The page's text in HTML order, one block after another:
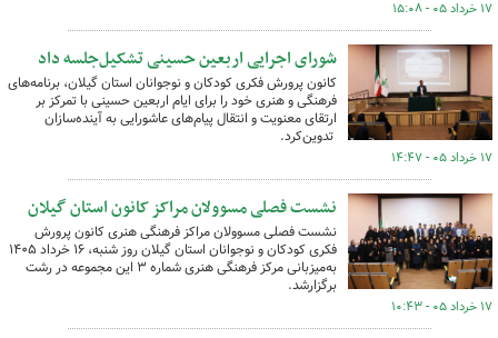
۱۷ خرداد ۰۵ - ۱۵:۰۸
شورای اجرایی اربعین حسینی تشکیل‌جلسه داد
کانون پرورش فکری کودکان و نوجوانان استان گیلان، برنامه‌های
فرهنگی و هنری خود را برای ایام اربعین حسینی با تمرکز بر
ارتقای معنویت و انتقال پیام‌های عاشورایی به آینده‌سازان
تدوین‌کرد.
۱۷ خرداد ۰۵ - ۱۴:۴۷
نشست فصلی مسوولان مراکز کانون استان گیلان
نشست فصلی مسوولان مراکز فرهنگی هنری کانون پرورش
فکری کودکان و نوجوانان استان گیلان روز شنبه، ۱۶ خرداد ۱۴۰۵
به‌میزبانی مرکز فرهنگی هنری شماره ۳ این مجموعه در رشت
برگزارشد.
۱۷ خرداد ۰۵ - ۱۰:۴۳